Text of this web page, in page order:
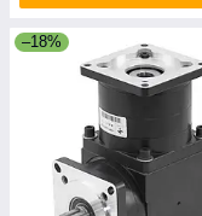
–18%